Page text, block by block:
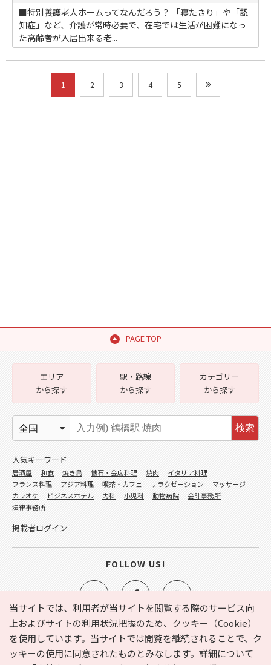
■特別養護老人ホームってなんだろう？ 「寝たきり」や「認
知症」など、介護が常時必要で、在宅では生活が困難になっ
た高齢者が入居出来る老...
1 2 3 4 5
PAGE TOP
当サイトでは、利用者が当サイトを閲覧する際のサービス向
上およびサイトの利用状況把握のため、クッキー（Cookie）
を使用しています。当サイトでは閲覧を継続されることで、ク
ッキーの使用に同意されたものとみなします。詳細について
e-NAVITA（イーナビタ）とは？ お気に入り
ヘルプ
利用規約
個人情報の取り扱いについて 運営会社
エリア
から探す
駅・路線
から探す
カテゴリー
から探す
検索
人気キーワード
居酒屋 和食 焼き鳥 懐石・会席料理 焼肉
イタリア料理
フランス料理
アジア料理 喫茶・カフェ リラクゼーション
マッサージ
カラオケ
ビジネスホテル 内科 小児科 動物病院
会計事務所
法律事務所
掲載者ログイン
FOLLOW US!